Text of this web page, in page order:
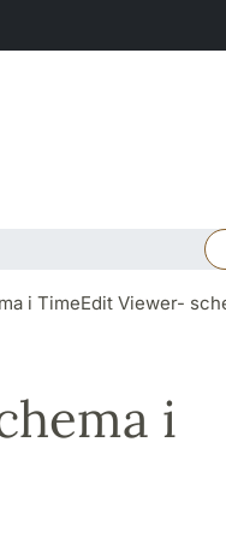
i TimeEdit Viewer-
i